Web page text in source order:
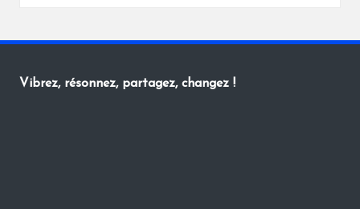
Vibrez, résonnez, partagez, changez !